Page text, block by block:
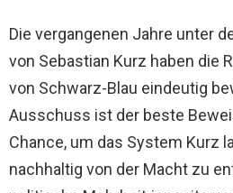
Die vergangenen Jahre unter
von Sebastian Kurz haben die
von Schwarz-Blau eindeutig
Ausschuss ist der beste
Chance, um das System Kurz
nachhaltig von der Macht zu